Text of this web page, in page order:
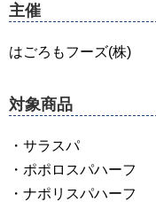
主催
はごろもフーズ(株)
対象商品
・サラスパ
・ポポロスパハーフ
・ナポリスパハーフ